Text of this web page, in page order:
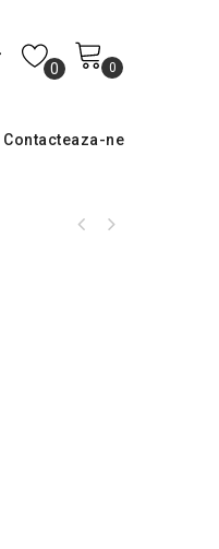
0 0
Contacteaza-ne